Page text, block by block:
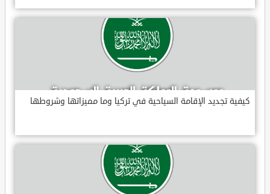
كيفية تجديد الإقامة السياحية في تركيا وما مميزاتها وشروطها